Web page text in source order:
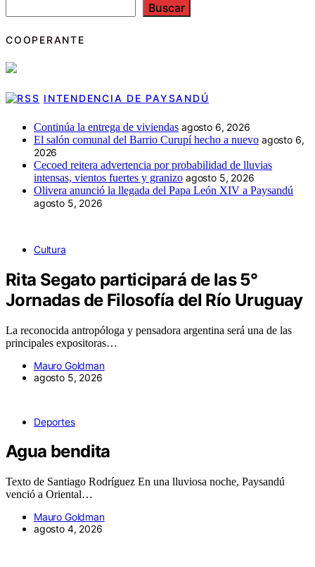
Buscar
COOPERANTE
INTENDENCIA DE PAYSANDÚ
Continúa la entrega de viviendas agosto 6, 2026
El salón comunal del Barrio Curupí hecho a nuevo agosto 6,
2026
Cecoed reitera advertencia por probabilidad de lluvias
intensas, vientos fuertes y granizo agosto 5, 2026
Olivera anunció la llegada del Papa León XIV a Paysandú
agosto 5, 2026
Cultura
Rita Segato participará de las 5°
Jornadas de Filosofía del Río Uruguay
La reconocida antropóloga y pensadora argentina será una de las
principales expositoras…
Mauro Goldman
agosto 5, 2026
Deportes
Agua bendita
Texto de Santiago Rodríguez En una lluviosa noche, Paysandú
venció a Oriental…
Mauro Goldman
agosto 4, 2026